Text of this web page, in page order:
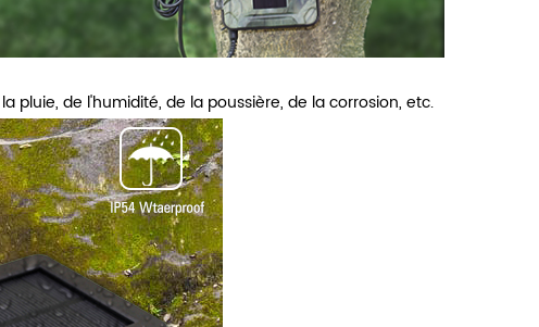
pluie, de l'humidité, de la poussière, de la corrosion, etc.